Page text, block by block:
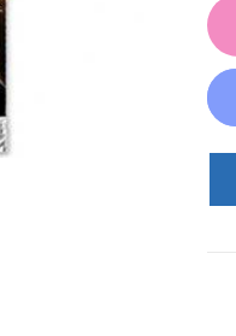
z
z
o
n
o